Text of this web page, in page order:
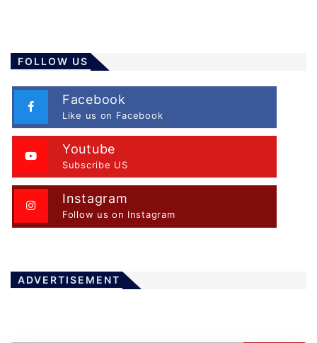
FOLLOW US
Facebook
Like us on Facebook
Youtube
Subscribe US
Instagram
Follow us on Instagram
ADVERTISEMENT